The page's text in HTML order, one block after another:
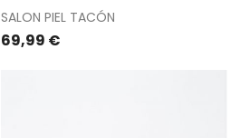
SALON PIEL TACÓN
Precio
69,99 €